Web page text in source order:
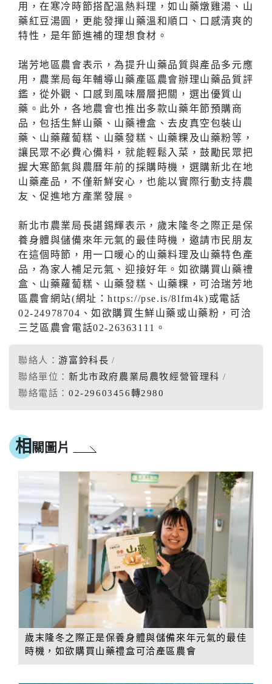
用，在寒冷時節搭配溫熱料理，如山藥燉雞湯、山
藥紅豆湯圓，更能發揮山藥溫和順口、口感清爽的
特性，是年節進補的理想食材。
瑞芳地區農會表示，為提升山藥品質與產品多元應
用，農業局每年輔導山藥產區農會辦理山藥品質評
鑑，從外觀、口感到風味層層把關，選出優質山
藥。此外，各地農會也推出多款山藥年節預購商
品，包括生鮮山藥、山藥禮盒、去皮真空包裝山
藥、山藥蘿蔔糕、山藥發糕、山藥粿及山藥粉等，
讓民眾不必費心備料，就能輕鬆入菜，鼓勵民眾把
握大寒節氣與農曆年前的採購時機，選購新北在地
山藥產品，不僅新鮮安心，也能以實際行動支持農
友、促進地方產業發展。
新北市農業局長諶錫輝表示，歲末隆冬之際正是保
養身體與儲備來年元氣的最佳時機，邀請市民朋友
在這個時節，用一口暖心的山藥料理及山藥特色產
品，為家人補足元氣、迎接好年。如欲購買山藥禮
盒、山藥蘿蔔糕、山藥發糕、山藥粿，可洽瑞芳地
區農會網站(網址：https://pse.is/8lfm4k)或電話
02-24978704、如欲購買生鮮山藥或山藥粉，可洽
三芝區農會電話02-26363111。
聯絡人：游富鈴科長
聯絡單位： 新北市政府農業局農牧經營管理科
聯絡電話： 02-29603456轉2980
相 關圖片
歲末隆冬之際正是保養身體與儲備來年元氣的最佳
時機，如欲購買山藥禮盒可洽產區農會